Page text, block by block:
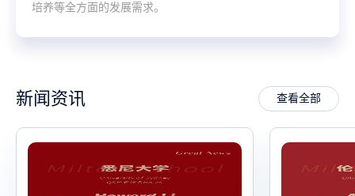
培养等全方面的发展需求。
新闻资讯 查看全部